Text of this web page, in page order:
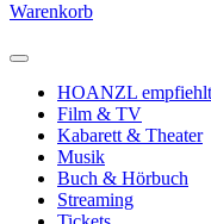
Warenkorb
HOANZL empfiehlt
Film & TV
Kabarett & Theater
Musik
Buch & Hörbuch
Streaming